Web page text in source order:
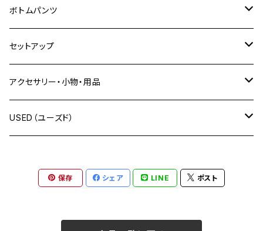
XLARGE（エクストララージ）
X-girl（エックスガール）
SBLM.（エスビーエムエル）
絡繰魂（カラクリタマシイ）
cookman（クックマン）
長袖Tシャツ
半袖Tシャツ
シャツ
長袖シャツ
半袖シャツ
ポロ
トレーナー
スタンダード プルオーバー
パーカー
ジップパーカー
ハーフジップパーカー
ジャケット
ベスト
スカジャン
ボトムパンツ
フルレングス
ショートパンツ
つなぎ・オーバーオール
セットアップ
上下セット
上下別売り
アクセサリー・小物・用品
帽子
ブレスレット
USED（ユーズド）
アウトドア用品
保存 シェア LINE ポスト